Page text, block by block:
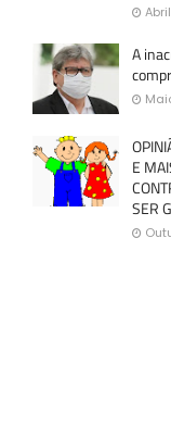
A
E
SER